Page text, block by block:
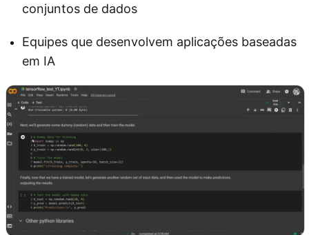
conjuntos de dados
Equipes que desenvolvem aplicações baseadas
em IA